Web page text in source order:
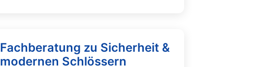
Fachberatung zu Sicherheit &
modernen Schlössern